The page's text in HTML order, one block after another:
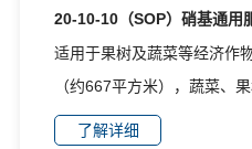
20-10-10（SOP）硝基通用
适用于果树及蔬菜等经济作物。 叶菜基肥20-30公
（约667平方米），蔬菜、
667平方米），可冲施、撒施
了解详细